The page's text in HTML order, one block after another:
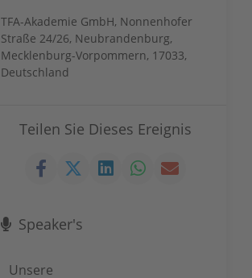
TFA-Akademie GmbH, Nonnenhofer
Straße 24/26, Neubrandenburg,
Mecklenburg-Vorpommern, 17033,
Deutschland
Teilen Sie Dieses Ereignis
Speaker's
Unsere